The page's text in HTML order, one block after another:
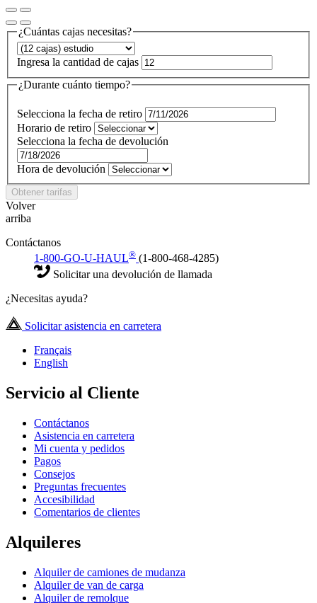
¿Cuántas cajas necesitas?
Ingresa la cantidad de cajas
¿Durante cuánto tiempo?
Selecciona la fecha de retiro
Horario de retiro
Selecciona la fecha de devolución
Hora de devolución
Obtener tarifas
Volver
arriba
Contáctanos
1-800-GO-U-HAUL® (1-800-468-4285)
Solicitar una devolución de llamada
¿Necesitas ayuda?
Solicitar asistencia en carretera
Français
English
Servicio al Cliente
Contáctanos
Asistencia en carretera
Mi cuenta y pedidos
Pagos
Consejos
Preguntas frecuentes
Accesibilidad
Comentarios de clientes
Alquileres
Alquiler de camiones de mudanza
Alquiler de van de carga
Alquiler de remolque